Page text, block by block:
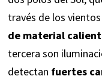
través de los
de material
tercera son
detectan fuertes